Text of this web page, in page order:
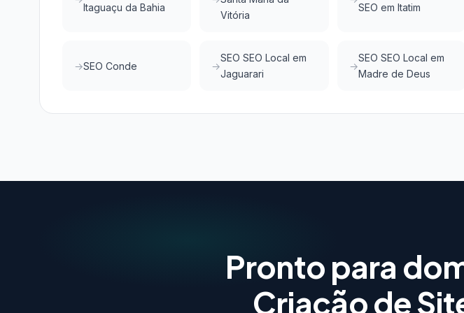
Itaguaçu da Bahia
Vitória
SEO em Itatim
SEO Conde
SEO SEO Local em
Jaguarari
SEO SEO Local em
Madre de Deus
Pronto para
Criação de